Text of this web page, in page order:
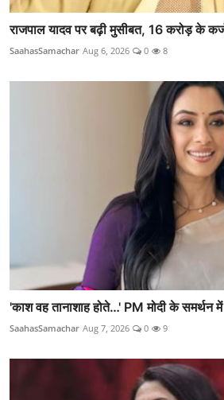
राजपाल यादव पर बढ़ी मुसीबत, 16 करोड़ के
SaahasSamachar Aug 6, 2026 0 8
'काश वह तानाशाह होते…' PM मोदी के समर्थन
SaahasSamachar Aug 7, 2026 0 9